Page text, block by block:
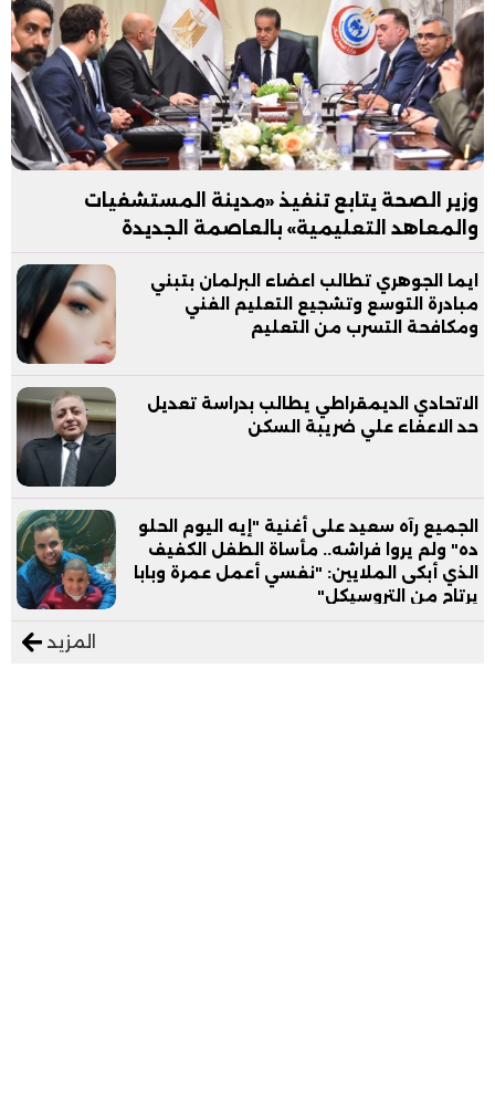
وزير الصحة يتابع تنفيذ «مدينة المستشفيات
والمعاهد التعليمية» بالعاصمة الجديدة
ايما الجوهري تطالب اعضاء البرلمان بتبني
مبادرة التوسع وتشجيع التعليم الفني
ومكافحة التسرب من التعليم
الاتحادي الديمقراطي يطالب بدراسة تعديل
حد الاعفاء علي ضريبة السكن
الجميع رآه سعيد على أغنية "إيه اليوم الحلو
ده" ولم يروا فراشه.. مأساة الطفل الكفيف
الذي أبكى الملايين: "نفسي أعمل عمرة وبابا
يرتاح من التروسيكل"
المزيد